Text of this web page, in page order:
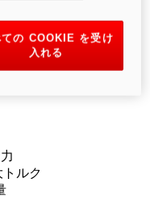
トルク
量（燃料を除く）
トルク
ての COOKIE を受け
入れる